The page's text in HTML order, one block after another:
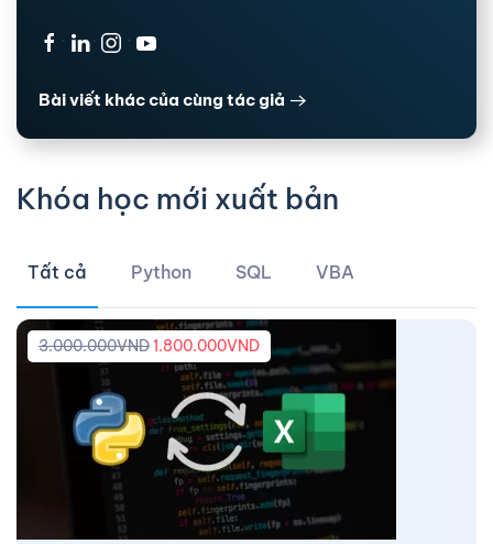
· · ·
Bài viết khác của cùng tác giả
Khóa học mới xuất bản
Tất cả Python SQL VBA
3.000.000VND1.800.000VND